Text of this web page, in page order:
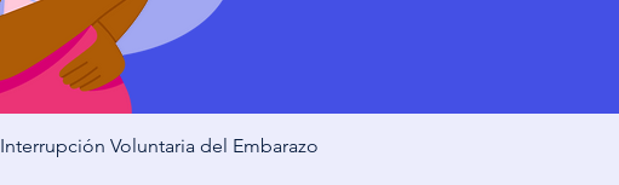
Interrupción Voluntaria del Embarazo